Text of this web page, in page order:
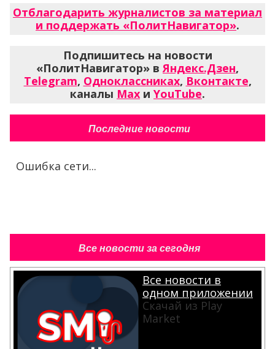
Отблагодарить журналистов за материал
и поддержать «ПолитНавигатор».
Подпишитесь на новости
«ПолитНавигатор» вЯндекс.Дзен,
Telegram, Одноклассниках, Вконтакте,
каналы Max и YouTube.
Последние новости
Ошибка сети...
Все новости за сегодня
Все новости в
одном приложении
Скачай из Play
Market